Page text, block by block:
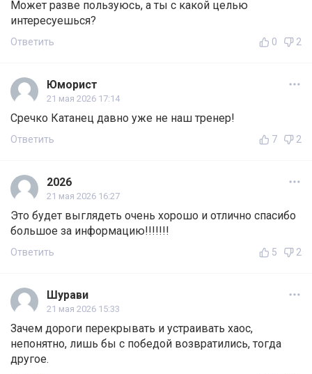
Может разве пользуюсь, а ты с какой целью
интересуешься?
Ответить 0 2
Юморист
21 мая 2026 17:14
Сречко Катанец давно уже не наш тренер!
Ответить 7 2
2026
21 мая 2026 16:27
Это будет выглядеть очень хорошо и отлично спасибо
большое за информацию!!!!!!!
Ответить 5 2
Шурави
21 мая 2026 15:33
Зачем дороги перекрывать и устраивать хаос,
непонятно, лишь бы с победой возвратились, тогда
другое.